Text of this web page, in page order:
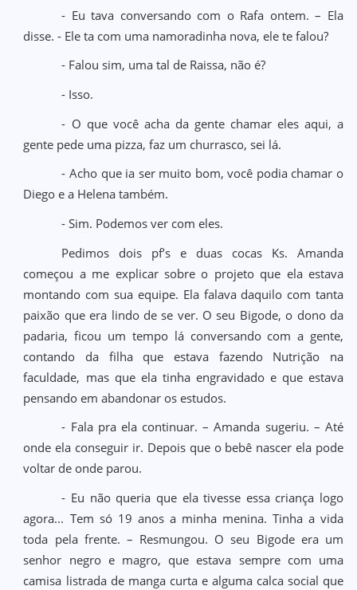
- Eu tava conversando com o Rafa ontem. – Ela
disse. - Ele ta com uma namoradinha nova, ele te falou?
- Falou sim, uma tal de Raissa, não é?
- Isso.
- O que você acha da gente chamar eles aqui, a
gente pede uma pizza, faz um churrasco, sei lá.
- Acho que ia ser muito bom, você podia chamar o
Diego e a Helena também.
- Sim. Podemos ver com eles.
Pedimos dois pf’s e duas cocas Ks. Amanda
começou a me explicar sobre o projeto que ela estava
montando com sua equipe. Ela falava daquilo com tanta
paixão que era lindo de se ver. O seu Bigode, o dono da
padaria, ficou um tempo lá conversando com a gente,
contando da filha que estava fazendo Nutrição na
faculdade, mas que ela tinha engravidado e que estava
pensando em abandonar os estudos.
- Fala pra ela continuar. – Amanda sugeriu. – Até
onde ela conseguir ir. Depois que o bebê nascer ela pode
voltar de onde parou.
- Eu não queria que ela tivesse essa criança logo
agora... Tem só 19 anos a minha menina. Tinha a vida
toda pela frente. – Resmungou. O seu Bigode era um
senhor negro e magro, que estava sempre com uma
camisa listrada de manga curta e alguma calca social que